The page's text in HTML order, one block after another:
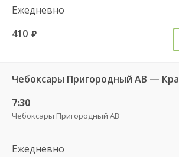
Ежедневно
410 руб.
7:30
Чебоксары Пригородный АВ
Ежедневно